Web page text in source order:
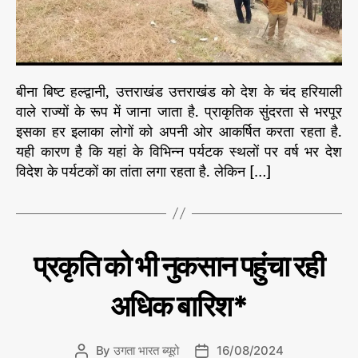
र
हे
हैं
जं
ग
ल
?
बीना बिष्ट हल्द्वानी, उत्तराखंड उत्तराखंड को देश के चंद हरियाली
वाले राज्यों के रूप में जाना जाता है. प्राकृतिक सुंदरता से भरपूर
इसका हर इलाका लोगों को अपनी ओर आकर्षित करता रहता है.
यही कारण है कि यहां के विभिन्न पर्यटक स्थलों पर वर्ष भर देश
विदेश के पर्यटकों का तांता लगा रहता है. लेकिन […]
प्रकृति को भी नुकसान पहुंचा रही
अधिक बारिश*
P By उगता भारत ब्यूरो
P 16/08/2024